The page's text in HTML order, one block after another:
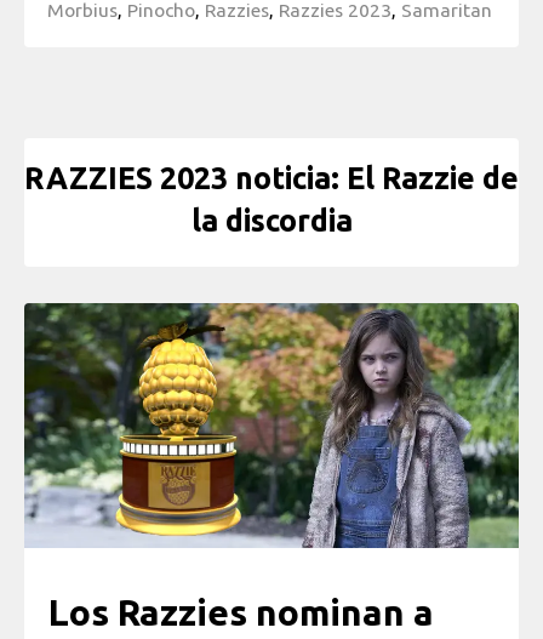
Morbius, Pinocho, Razzies, Razzies 2023, Samaritan
RAZZIES 2023 noticia: El Razzie de
la discordia
Los Razzies nominan a